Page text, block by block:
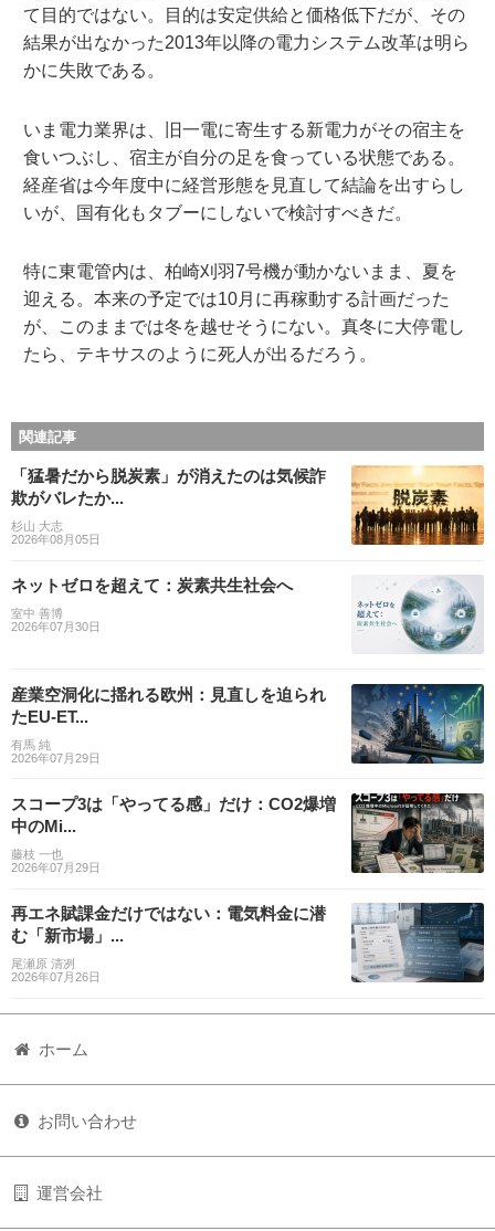
て目的ではない。目的は安定供給と価格低下だが、その
結果が出なかった2013年以降の電力システム改革は明ら
かに失敗である。
いま電力業界は、旧一電に寄生する新電力がその宿主を
食いつぶし、宿主が自分の足を食っている状態である。
経産省は今年度中に経営形態を見直して結論を出すらし
いが、国有化もタブーにしないで検討すべきだ。
特に東電管内は、柏崎刈羽7号機が動かないまま、夏を
迎える。本来の予定では10月に再稼動する計画だった
が、このままでは冬を越せそうにない。真冬に大停電し
たら、テキサスのように死人が出るだろう。
関連記事
「猛暑だから脱炭素」が消えたのは気候詐
欺がバレたか...
杉山 大志
2026年08月05日
ネットゼロを超えて：炭素共生社会へ
室中 善博
2026年07月30日
産業空洞化に揺れる欧州：見直しを迫られ
たEU-ET...
有馬 純
2026年07月29日
スコープ3は「やってる感」だけ：CO2爆増
中のMi...
藤枝 一也
2026年07月29日
再エネ賦課金だけではない：電気料金に潜
む「新市場」...
尾瀬原 清冽
2026年07月26日
ホーム
お問い合わせ
運営会社